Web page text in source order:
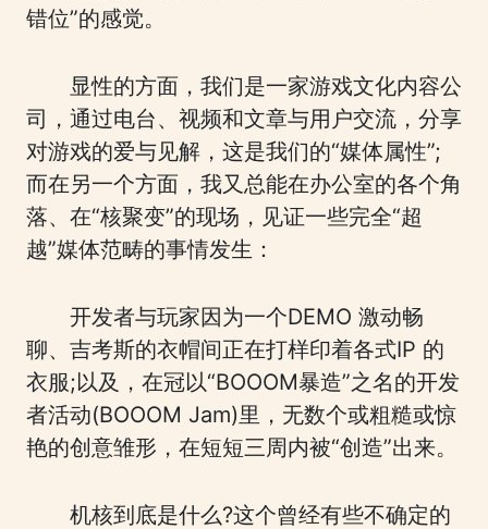
错位”的感觉。
显性的方面，我们是一家游戏文化内容公
司，通过电台、视频和文章与用户交流，分享
对游戏的爱与见解，这是我们的“媒体属性”;
而在另一个方面，我又总能在办公室的各个角
落、在“核聚变”的现场，见证一些完全“超
越”媒体范畴的事情发生：
开发者与玩家因为一个DEMO 激动畅
聊、吉考斯的衣帽间正在打样印着各式IP 的
衣服;以及，在冠以“BOOOM暴造”之名的开发
者活动(BOOOM Jam)里，无数个或粗糙或惊
艳的创意雏形，在短短三周内被“创造”出来。
机核到底是什么?这个曾经有些不确定的